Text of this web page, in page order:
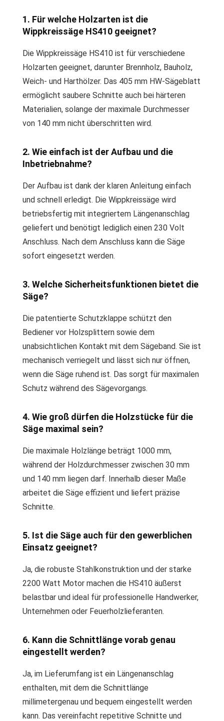
1. Für welche Holzarten ist die
Wippkreissäge HS410 geeignet?
Die Wippkreissäge HS410 ist für verschiedene
Holzarten geeignet, darunter Brennholz, Bauholz,
Weich- und Harthölzer. Das 405 mm HW-Sägeblatt
ermöglicht saubere Schnitte auch bei härteren
Materialien, solange der maximale Durchmesser
von 140 mm nicht überschritten wird.
2. Wie einfach ist der Aufbau und die
Inbetriebnahme?
Der Aufbau ist dank der klaren Anleitung einfach
und schnell erledigt. Die Wippkreissäge wird
betriebsfertig mit integriertem Längenanschlag
geliefert und benötigt lediglich einen 230 Volt
Anschluss. Nach dem Anschluss kann die Säge
sofort eingesetzt werden.
3. Welche Sicherheitsfunktionen bietet die
Säge?
Die patentierte Schutzklappe schützt den
Bediener vor Holzsplittern sowie dem
unabsichtlichen Kontakt mit dem Sägeband. Sie ist
mechanisch verriegelt und lässt sich nur öffnen,
wenn die Säge ruhend ist. Das sorgt für maximalen
Schutz während des Sägevorgangs.
4. Wie groß dürfen die Holzstücke für die
Säge maximal sein?
Die maximale Holzlänge beträgt 1000 mm,
während der Holzdurchmesser zwischen 30 mm
und 140 mm liegen darf. Innerhalb dieser Maße
arbeitet die Säge effizient und liefert präzise
Schnitte.
5. Ist die Säge auch für den gewerblichen
Einsatz geeignet?
Ja, die robuste Stahlkonstruktion und der starke
2200 Watt Motor machen die HS410 äußerst
belastbar und ideal für professionelle Handwerker,
Unternehmen oder Feuerholzlieferanten.
6. Kann die Schnittlänge vorab genau
eingestellt werden?
Ja, im Lieferumfang ist ein Längenanschlag
enthalten, mit dem die Schnittlänge
millimetergenau und bequem eingestellt werden
kann. Das vereinfacht repetitive Schnitte und